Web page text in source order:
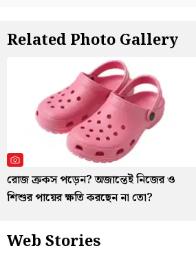
Related Photo Gallery
রোজ ক্রকস পড়েন? অজান্তেই নিজের ও
শিশুর পায়ের ক্ষতি করছেন না তো?
Web Stories